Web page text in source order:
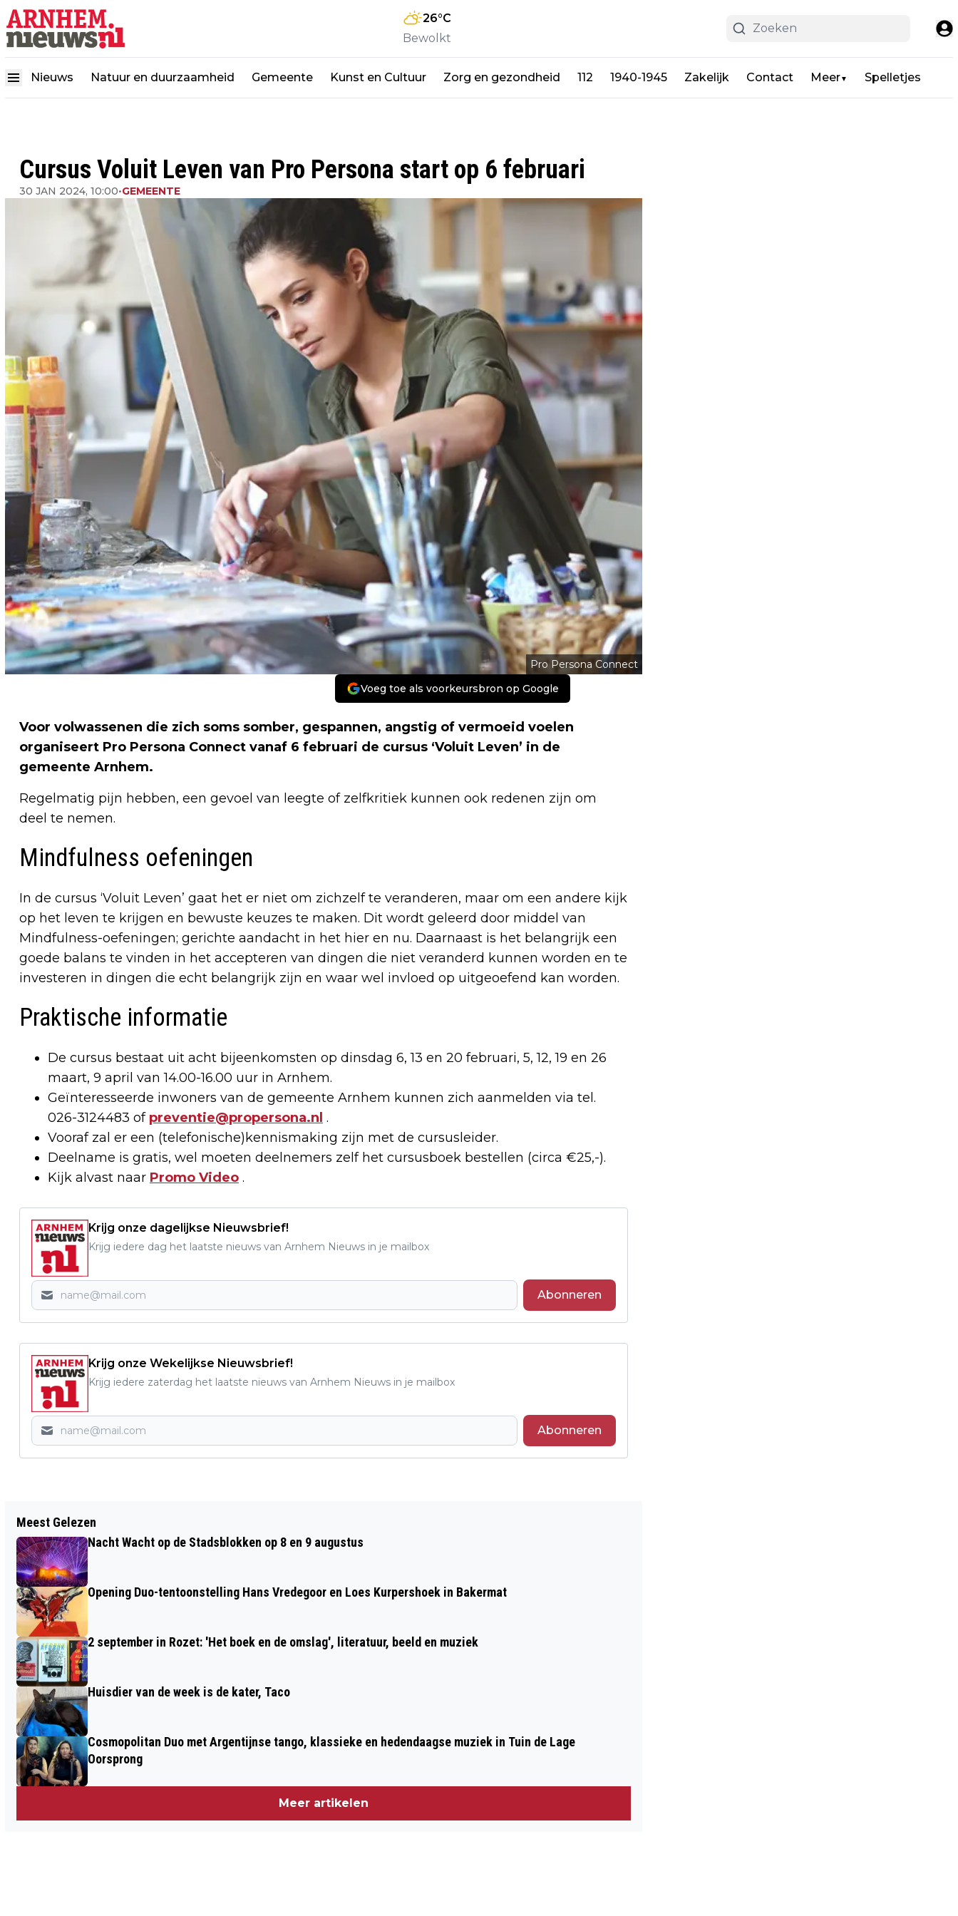
26°C
Bewolkt
Nieuws Natuur en duurzaamheid Gemeente Kunst en Cultuur Zorg en gezondheid 112 1940-1945 Zakelijk Contact Meer▼ Spelletjes
Cursus Voluit Leven van Pro Persona start op 6 februari
30 JAN 2024, 10:00•GEMEENTE
Pro Persona Connect
Voeg toe als voorkeursbron op Google
Voor volwassenen die zich soms somber, gespannen, angstig of vermoeid voelen
organiseert Pro Persona Connect vanaf 6 februari de cursus ‘Voluit Leven’ in de
gemeente Arnhem.
Regelmatig pijn hebben, een gevoel van leegte of zelfkritiek kunnen ook redenen zijn om
deel te nemen.
Mindfulness oefeningen
In de cursus ‘Voluit Leven’ gaat het er niet om zichzelf te veranderen, maar om een andere kijk
op het leven te krijgen en bewuste keuzes te maken. Dit wordt geleerd door middel van
Mindfulness-oefeningen; gerichte aandacht in het hier en nu. Daarnaast is het belangrijk een
goede balans te vinden in het accepteren van dingen die niet veranderd kunnen worden en te
investeren in dingen die echt belangrijk zijn en waar wel invloed op uitgeoefend kan worden.
Praktische informatie
De cursus bestaat uit acht bijeenkomsten op dinsdag 6, 13 en 20 februari, 5, 12, 19 en 26
maart, 9 april van 14.00-16.00 uur in Arnhem.
Geïnteresseerde inwoners van de gemeente Arnhem kunnen zich aanmelden via tel.
026-3124483 of preventie@propersona.nl .
Vooraf zal er een (telefonische)kennismaking zijn met de cursusleider.
Deelname is gratis, wel moeten deelnemers zelf het cursusboek bestellen (circa €25,-).
Kijk alvast naar Promo Video .
Krijg onze dagelijkse Nieuwsbrief!
Krijg iedere dag het laatste nieuws van Arnhem Nieuws in je mailbox
Abonneren
Krijg onze Wekelijkse Nieuwsbrief!
Krijg iedere zaterdag het laatste nieuws van Arnhem Nieuws in je mailbox
Abonneren
EEN KLEURRIJK ZICHT OP ARNHEM 1649
ARNHEM OP 26 JANUARI 2024
Meest Gelezen
Nacht Wacht op de Stadsblokken op 8 en 9 augustus
Opening Duo-tentoonstelling Hans Vredegoor en Loes Kurpershoek in Bakermat
2 september in Rozet: 'Het boek en de omslag', literatuur, beeld en muziek
Huisdier van de week is de kater, Taco
Cosmopolitan Duo met Argentijnse tango, klassieke en hedendaagse muziek in Tuin de Lage
Oorsprong
Meer artikelen